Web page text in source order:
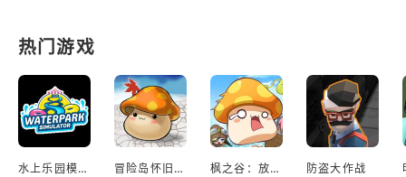
热门游戏
水上乐园模拟器 冒险岛怀旧服（国服） 枫之谷：放置冒险记 防盗大作战